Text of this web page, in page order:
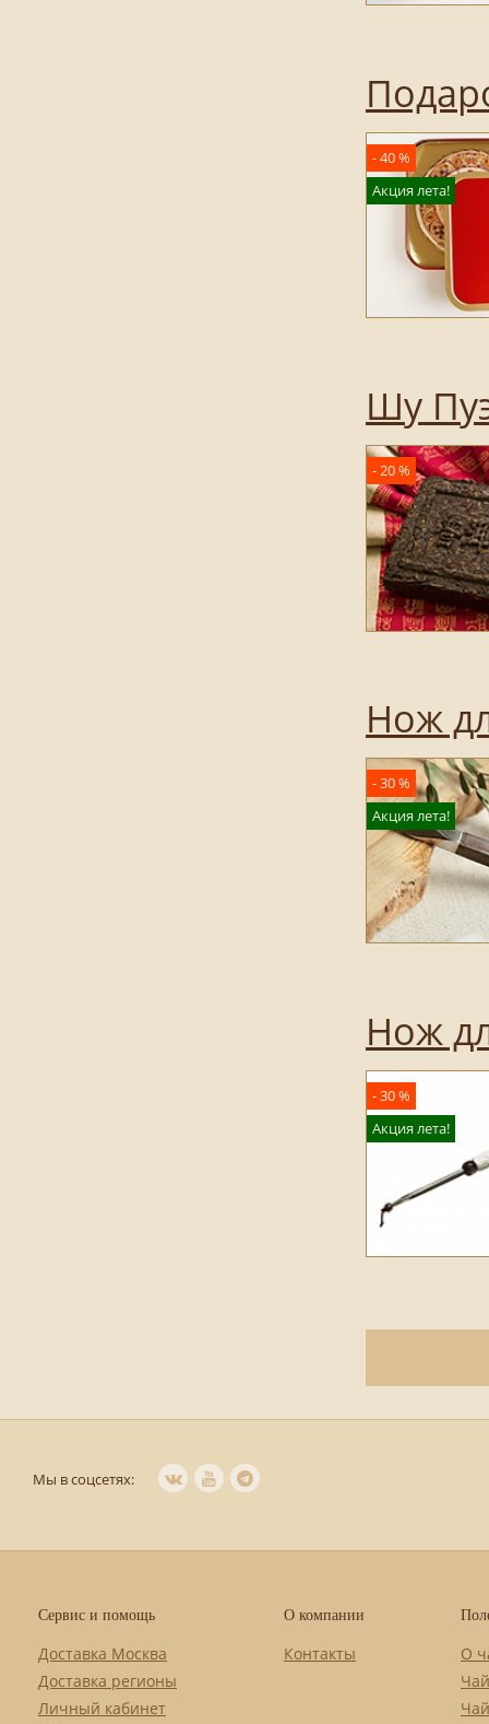
- 40 %
Акция лета!
Шу
- 20 %
Нож
- 30 %
Акция лета!
Нож
- 30 %
Акция лета!
Мы в соцсетях:
Сервис и помощь
Доставка Москва
Доставка регионы
Личный кабинет
О компании
Контакты
О